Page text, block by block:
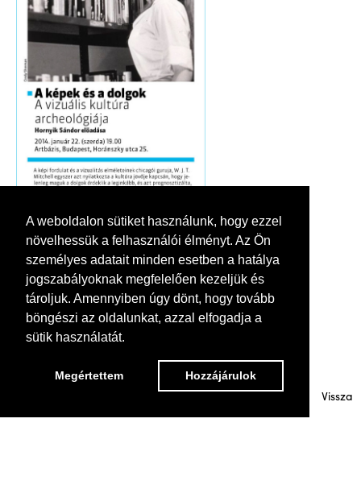
A weboldalon sütiket használunk, hogy ezzel
növelhessük a felhasználói élményt. Az Ön
személyes adatait minden esetben a hatálya
jogszabályoknak megfelelően kezeljük és
tároljuk. Amennyiben úgy dönt, hogy tovább
böngészi az oldalunkat, azzal elfogadja a
sütik használatát.
Megértettem Hozzájárulok
Vissza